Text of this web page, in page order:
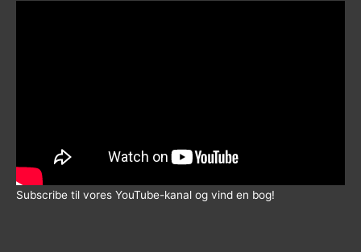
Subscribe til vores YouTube-kanal og vind en bog!